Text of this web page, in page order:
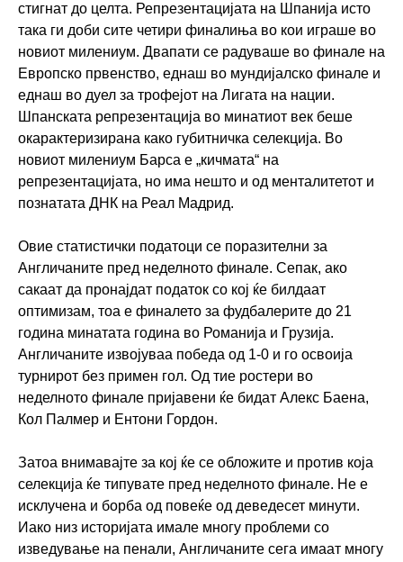
стигнат до целта. Репрезентацијата на Шпанија исто
така ги доби сите четири финалиња во кои играше во
новиот милениум. Двапати се радуваше во финале на
Европско првенство, еднаш во мундијалско финале и
еднаш во дуел за трофејот на Лигата на нации.
Шпанската репрезентација во минатиот век беше
окарактеризирана како губитничка селекција. Во
новиот милениум Барса е „кичмата“ на
репрезентацијата, но има нешто и од менталитетот и
познатата ДНК на Реал Мадрид.
Овие статистички податоци се поразителни за
Англичаните пред неделното финале. Сепак, ако
сакаат да пронајдат податок со кој ќе билдаат
оптимизам, тоа е финалето за фудбалерите до 21
година минатата година во Романија и Грузија.
Англичаните извојуваа победа од 1-0 и го освоија
турнирот без примен гол. Од тие ростери во
неделното финале пријавени ќе бидат Алекс Баена,
Кол Палмер и Ентони Гордон.
Затоа внимавајте за кој ќе се обложите и против која
селекција ќе типувате пред неделното финале. Не е
исклучена и борба од повеќе од деведесет минути.
Иако низ историјата имале многу проблеми со
изведување на пенали, Англичаните сега имаат многу